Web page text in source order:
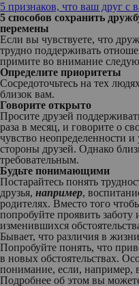
5 признаков, что ваш друг с
5 способов сохранить
перемены
Если вы чувствуете, что
трудно поддерживать
примите во внимание
Определите приоритеты
Сосредоточьтесь на тех
близок вам.
Говорите открыто
Просите друзей
раза в месяц, и говорите о
чувство неопределенности
стороны друзей. Однако
требовательным.
Будьте понимающими
Постарайтесь понять
друзья, например,
родителях. Вместо того
попробуйте проявить
изменившихся
Бывает, что различия в
Попробуйте понять, что
в новых обстоятельствах.
понимание, если, например,
Подробнее об этом вы